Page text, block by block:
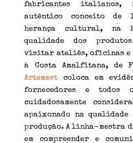
fabricantes italianos,
autêntico conceito de
herança cultural, na
qualidade dos
visitar ateliês, oficinas e
à Costa Amalfitana, de
Artemest coloca em
fornecedores e todos
cuidadosamente
apaixonado na qualidade
produção. A linha-mestra
em compreender e